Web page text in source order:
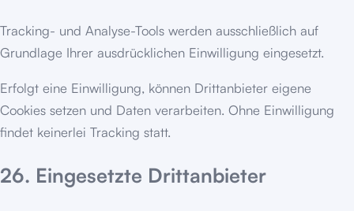
Tracking- und Analyse-Tools werden ausschließlich auf
Grundlage Ihrer ausdrücklichen Einwilligung eingesetzt.
Erfolgt eine Einwilligung, können Drittanbieter eigene
Cookies setzen und Daten verarbeiten. Ohne Einwilligung
findet keinerlei Tracking statt.
26. Eingesetzte Drittanbieter